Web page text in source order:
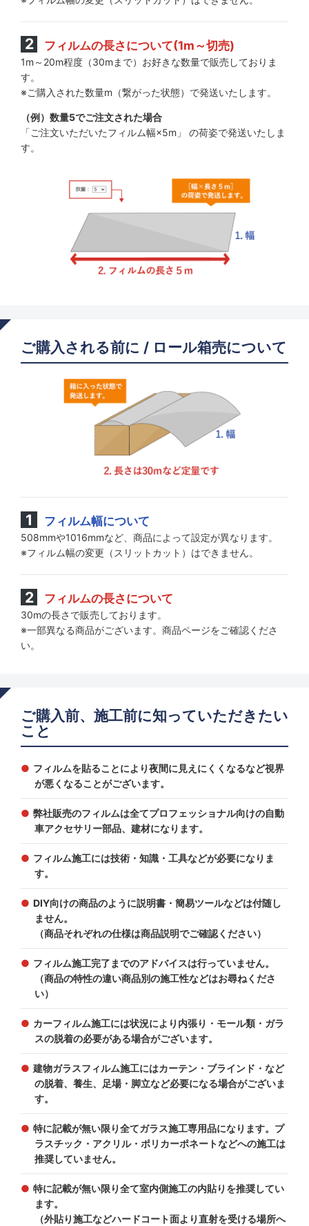
フィルムの長さについて(1m～切売)
1m～20m程度（30mまで）お好きな数量で販売しておりま
す。
※ご購入された数量m（繋がった状態）で発送いたします。
（例）数量5でご注文された場合
「ご注文いただいたフィルム幅×5m」 の荷姿で発送いたしま
す。
ご購入される前に / ロール箱売について
フィルム幅について
508mmや1016mmなど、商品によって設定が異なります。
※フィルム幅の変更（スリットカット）はできません。
フィルムの長さについて
30mの長さで販売しております。
※一部異なる商品がございます。商品ページをご確認くださ
い。
ご購入前、施工前に知っていただきたい
こと
フィルムを貼ることにより夜間に見えにくくなるなど視界
が悪くなることがございます。
弊社販売のフィルムは全てプロフェッショナル向けの自動
車アクセサリー部品、建材になります。
フィルム施工には技術・知識・工具などが必要になりま
す。
DIY向けの商品のように説明書・簡易ツールなどは付随し
ません。
（商品それぞれの仕様は商品説明でご確認ください）
フィルム施工完了までのアドバイスは行っていません。
（商品の特性の違い商品別の施工性などはお尋ねくださ
い）
カーフィルム施工には状況により内張り・モール類・ガラ
スの脱着の必要がある場合がございます。
建物ガラスフィルム施工にはカーテン・ブラインド・など
の脱着、養生、足場・脚立など必要になる場合がございま
す。
特に記載が無い限り全てガラス施工専用品になります。プ
ラスチック・アクリル・ポリカーポネートなどへの施工は
推奨していません。
特に記載が無い限り全て室内側施工の内貼りを推奨してい
ます。
（外貼り施工などハードコート面より直射を受ける場所へ